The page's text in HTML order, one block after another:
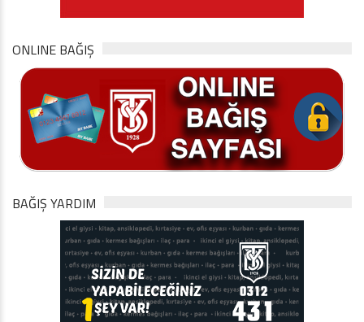
ONLINE BAĞIŞ
BAĞIŞ YARDIM